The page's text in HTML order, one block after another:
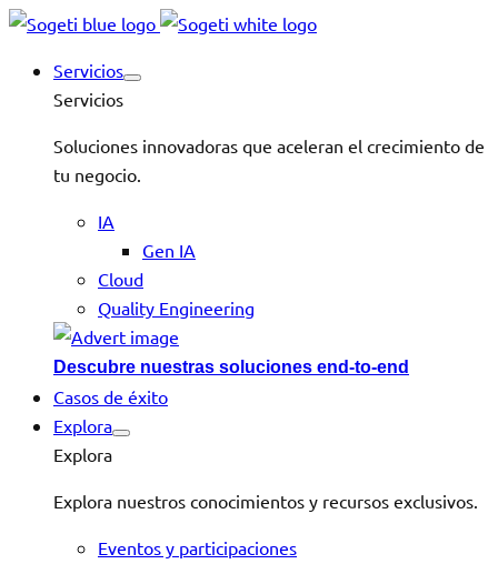
Servicios
Servicios
Soluciones innovadoras que aceleran el crecimiento de
tu negocio.
IA
Gen IA
Cloud
Quality Engineering
Descubre nuestras soluciones end-to-end
Casos de éxito
Explora
Explora
Explora nuestros conocimientos y recursos exclusivos.
Eventos y participaciones